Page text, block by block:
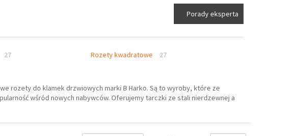
Porady eksperta
27
Rozety kwadratowe 27
rozety do klamek drzwiowych marki B Harko. Są to wyroby, które ze
wśród nowych nabywców. Oferujemy tarczki ze stali nierdzewnej a